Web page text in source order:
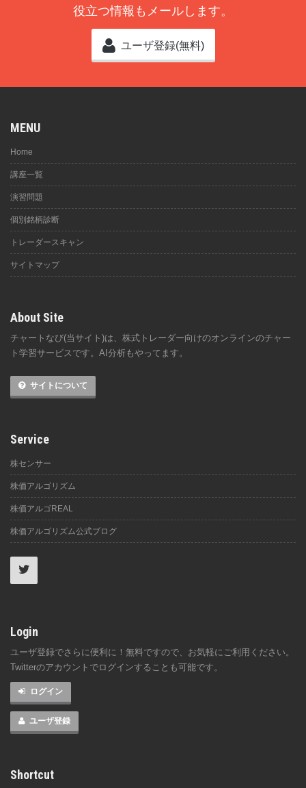
役立つ情報もメールします。
ユーザ登録(無料)
MENU
Home
講座一覧
演習問題
個別銘柄診断
トレーダースキャン
サイトマップ
About Site
チャートなび(当サイト)は、株式トレーダー向けのオンラインのチャー
ト学習サービスです。AI分析もやってます。
サイトについて
Service
株センサー
株価アルゴリズム
株価アルゴREAL
株価アルゴリズム公式ブログ
Login
ユーザ登録でさらに便利に！無料ですので、お気軽にご利用ください。
Twitterのアカウントでログインすることも可能です。
ログイン
ユーザ登録
Shortcut